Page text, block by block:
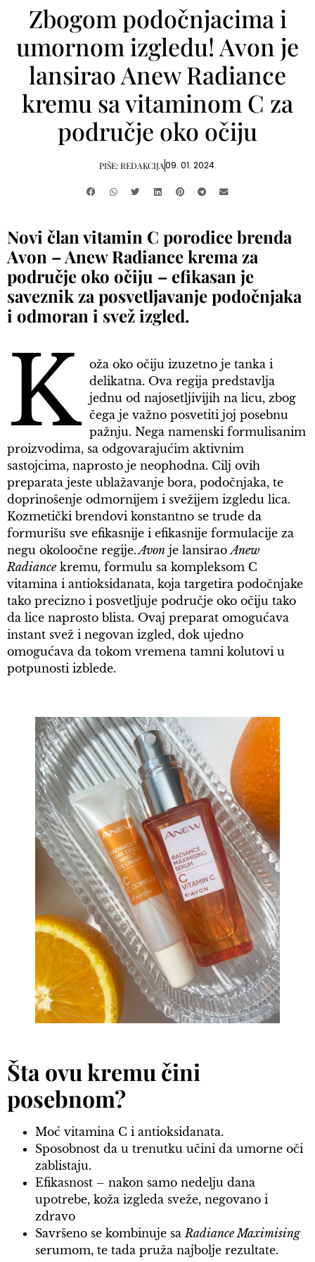
Zbogom podočnjacima i
umornom izgledu! Avon je
lansirao Anew Radiance
kremu sa vitaminom C za
područje oko očiju
PIŠE:REDAKCIJA09. 01. 2024.
Novi član vitamin C porodice brenda
Avon – Anew Radiance krema za
područje oko očiju – efikasan je
saveznik za posvetljavanje podočnjaka
i odmoran i svež izgled.
K
oža oko očiju izuzetno je tanka i
delikatna. Ova regija predstavlja
jednu od najosetljivijih na licu, zbog
čega je važno posvetiti joj posebnu
pažnju. Nega namenski formulisanim
proizvodima, sa odgovarajućim aktivnim
sastojcima, naprosto je neophodna. Cilj ovih
preparata jeste ublažavanje bora, podočnjaka, te
doprinošenje odmornijem i svežijem izgledu lica.
Kozmetički brendovi konstantno se trude da
formurišu sve efikasnije i efikasnije formulacije za
negu okoloočne regije.Avon je lansiraoAnew
Radiance kremu, formulu sa kompleksom C
vitamina i antioksidanata, koja targetira podočnjake
tako precizno i posvetljuje područje oko očiju tako
da lice naprosto blista. Ovaj preparat omogućava
instant svež i negovan izgled, dok ujedno
omogućava da tokom vremena tamni kolutovi u
potpunosti izblede.
Šta ovu kremu čini
posebnom?
Moć vitamina C i antioksidanata.
Sposobnost da u trenutku učini da umorne oči
zablistaju.
Efikasnost – nakon samo nedelju dana
upotrebe, koža izgleda sveže, negovano i
zdravo
Savršeno se kombinuje sa Radiance Maximising
serumom, te tada pruža najbolje rezultate.